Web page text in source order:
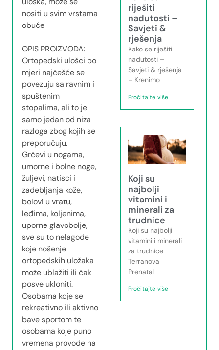
nositi u svim vrstama
obuće
OPIS PROIZVODA:
Ortopedski ulošci po
mjeri najčešće se
povezuju sa ravnim i
spuštenim
stopalima, ali to je
samo jedan od niza
razloga zbog kojih se
preporučuju.
Grčevi u nogama,
umorne i bolne noge,
žuljevi, natisci i
zadebljanja kože,
bolovi u vratu,
leđima, koljenima,
uporne glavobolje,
sve su to nelagode
koje nošenje
ortopedskih uložaka
može ublažiti ili čak
posve ukloniti.
Osobama koje se
rekreativno ili aktivno
bave sportom te
osobama koje puno
vremena provode na
riješiti
nadutosti –
Savjeti &
rješenja
Kako se riješiti
nadutosti –
Savjeti & rješenja
– Krenimo
Pročitajte više
Koji su
najbolji
vitamini i
minerali za
trudnice
Koji su najbolji
vitamini i minerali
za trudnice
Terranova
Prenatal
Pročitajte više